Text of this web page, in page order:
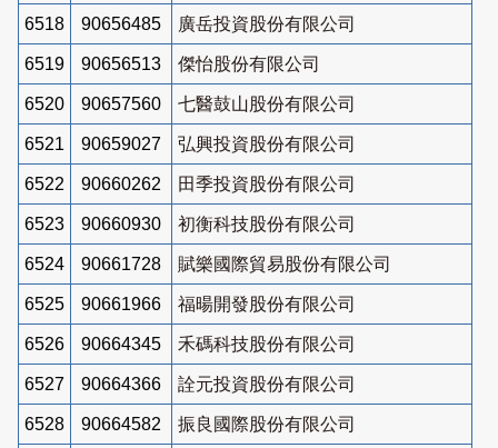
6518 90656485 廣岳投資股份有限公司
6519 90656513 傑怡股份有限公司
6520 90657560 七醫鼓山股份有限公司
6521 90659027 弘興投資股份有限公司
6522 90660262 田季投資股份有限公司
6523 90660930 初衡科技股份有限公司
6524 90661728 賦樂國際貿易股份有限公司
6525 90661966 福暘開發股份有限公司
6526 90664345 禾碼科技股份有限公司
6527 90664366 詮元投資股份有限公司
6528 90664582 振良國際股份有限公司